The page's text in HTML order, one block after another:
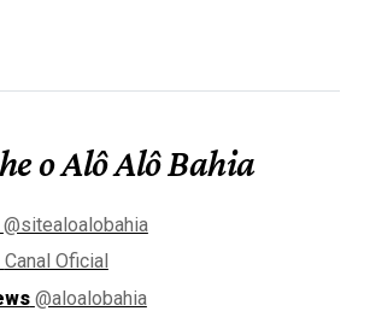
o Alô Alô Bahia
@sitealoalobahia
Canal Oficial
@aloalobahia